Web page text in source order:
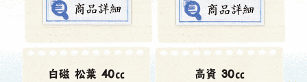
白磁 松葉 40㏄ 高資 30㏄